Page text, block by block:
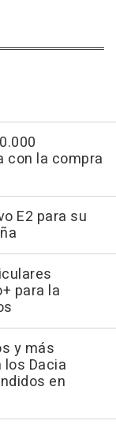
con la compra
E2 para su
para la
y más
Dacia
en